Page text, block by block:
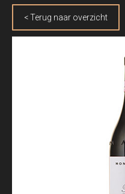
< Terug naar overzicht